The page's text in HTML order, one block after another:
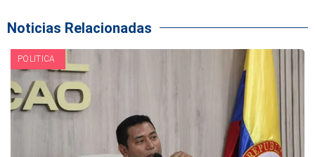
Noticias Relacionadas
POLITICA